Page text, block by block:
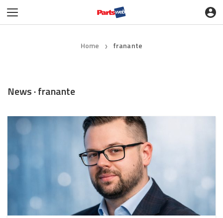
Home ❯ franante
News · franante